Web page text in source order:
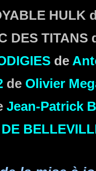
HULK
DES TITANS
de
de Olivier
Jean-Patrick